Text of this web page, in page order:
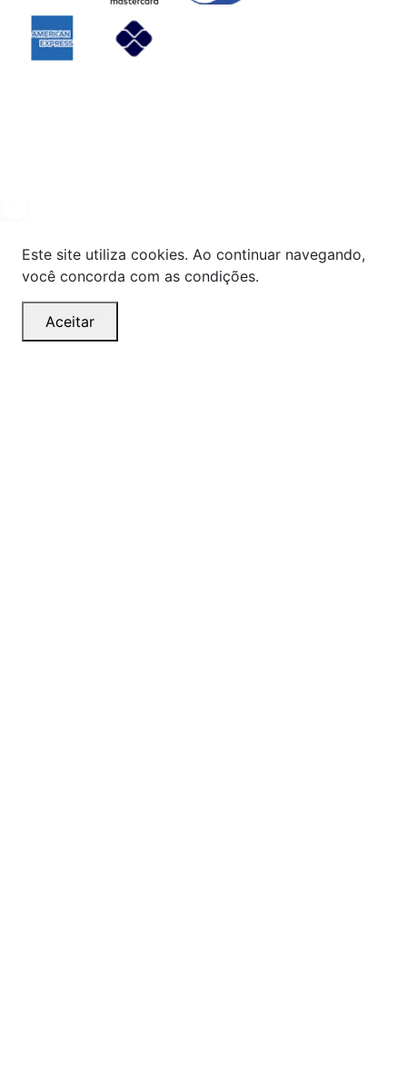
Este site utiliza cookies. Ao continuar navegando,
você concorda com as condições.
Aceitar